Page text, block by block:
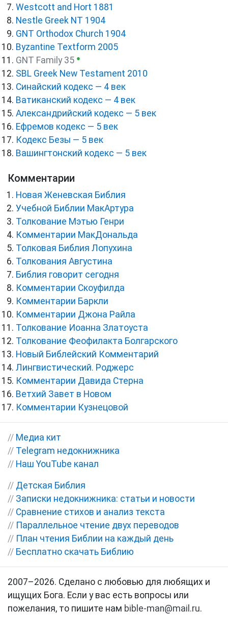
Westcott and Hort 1881
Nestle Greek NT 1904
GNT Orthodox Church 1904
Byzantine Textform 2005
GNT Family 35 ●
SBL Greek New Testament 2010
Синайский кодекс — 4 век
Ватиканский кодекс — 4 век
Александрийский кодекс — 5 век
Ефремов кодекс — 5 век
Кодекс Безы — 5 век
Вашингтонский кодекс — 5 век
Комментарии
Новая Женевская Библия
Учебной Библии МакАртура
Толкование Мэтью Генри
Комментарии МакДональда
Толковая Библия Лопухина
Толкования Августина
Библия говорит сегодня
Комментарии Скоуфилда
Комментарии Баркли
Комментарии Джона Райла
Толкование Иоанна Златоуста
Толкование Феофилакта Болгарского
Новый Библейский Комментарий
Лингвистический. Роджерс
Комментарии Давида Стерна
Ветхий Завет в Новом
Комментарии Кузнецовой
// Медиа кит
// Telegram недокнижника
// Наш YouTube канал
// Детская Библия
// Записки недокнижника: статьи и новости
// Сравнение стихов и анализ текста
// Параллельное чтение двух переводов
// План чтения Библии на каждый день
// Бесплатно скачать Библию
2007–2026. Сделано с любовью для любящих и
ищущих Бога. Если у вас есть вопросы или
пожелания, то пишите нам bible-man@mail.ru.